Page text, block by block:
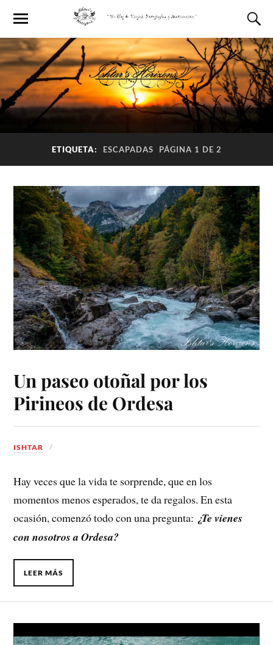
ETIQUETA: ESCAPADAS PÁGINA 1 DE 2
Un paseo otoñal por los
Pirineos de Ordesa
ISHTAR
Hay veces que la vida te sorprende, que en los
momentos menos esperados, te da regalos. En esta
ocasión, comenzó todo con una pregunta: ¿Te vienes
con nosotros a Ordesa?
LEER MÁS